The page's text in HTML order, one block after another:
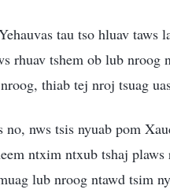
tau tso hluav taws
rhuav tshem ob lub
thiab tej nroj tsuag
no, nws tsis nyuab pom
ntxim ntxub tshaj
lub nroog ntawd tsim